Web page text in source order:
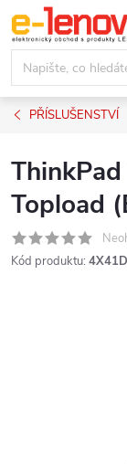
Přejít
na
obsah
PŘÍSLUŠENSTVÍ
Topload
Kód produktu: